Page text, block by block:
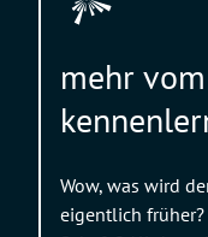
mehr
Wow, was wird
eigentlich